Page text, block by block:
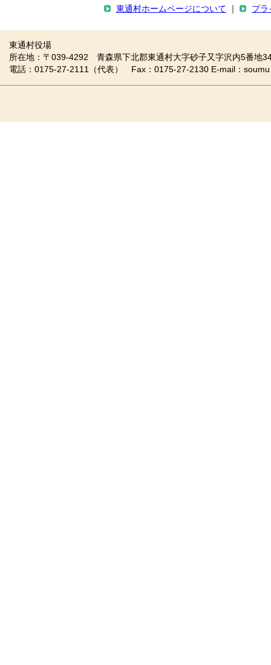
東通村ホームページについて プラ
東通村役場
所在地：〒039-4292 青森県下北郡東通村大字砂子又字沢内5番地
電話：0175-27-2111（代表） Fax：0175-27-2130 E-mail：